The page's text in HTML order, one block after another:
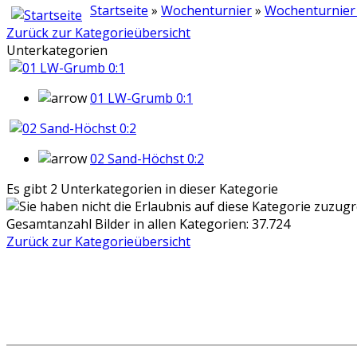
Startseite » Wochenturnier» Wochenturnier
Zurück zur Kategorieübersicht
Unterkategorien
01 LW-Grumb 0:1
02 Sand-Höchst 0:2
Es gibt 2 Unterkategorien in dieser Kategorie
Gesamtanzahl Bilder in allen Kategorien: 37.724
Zurück zur Kategorieübersicht